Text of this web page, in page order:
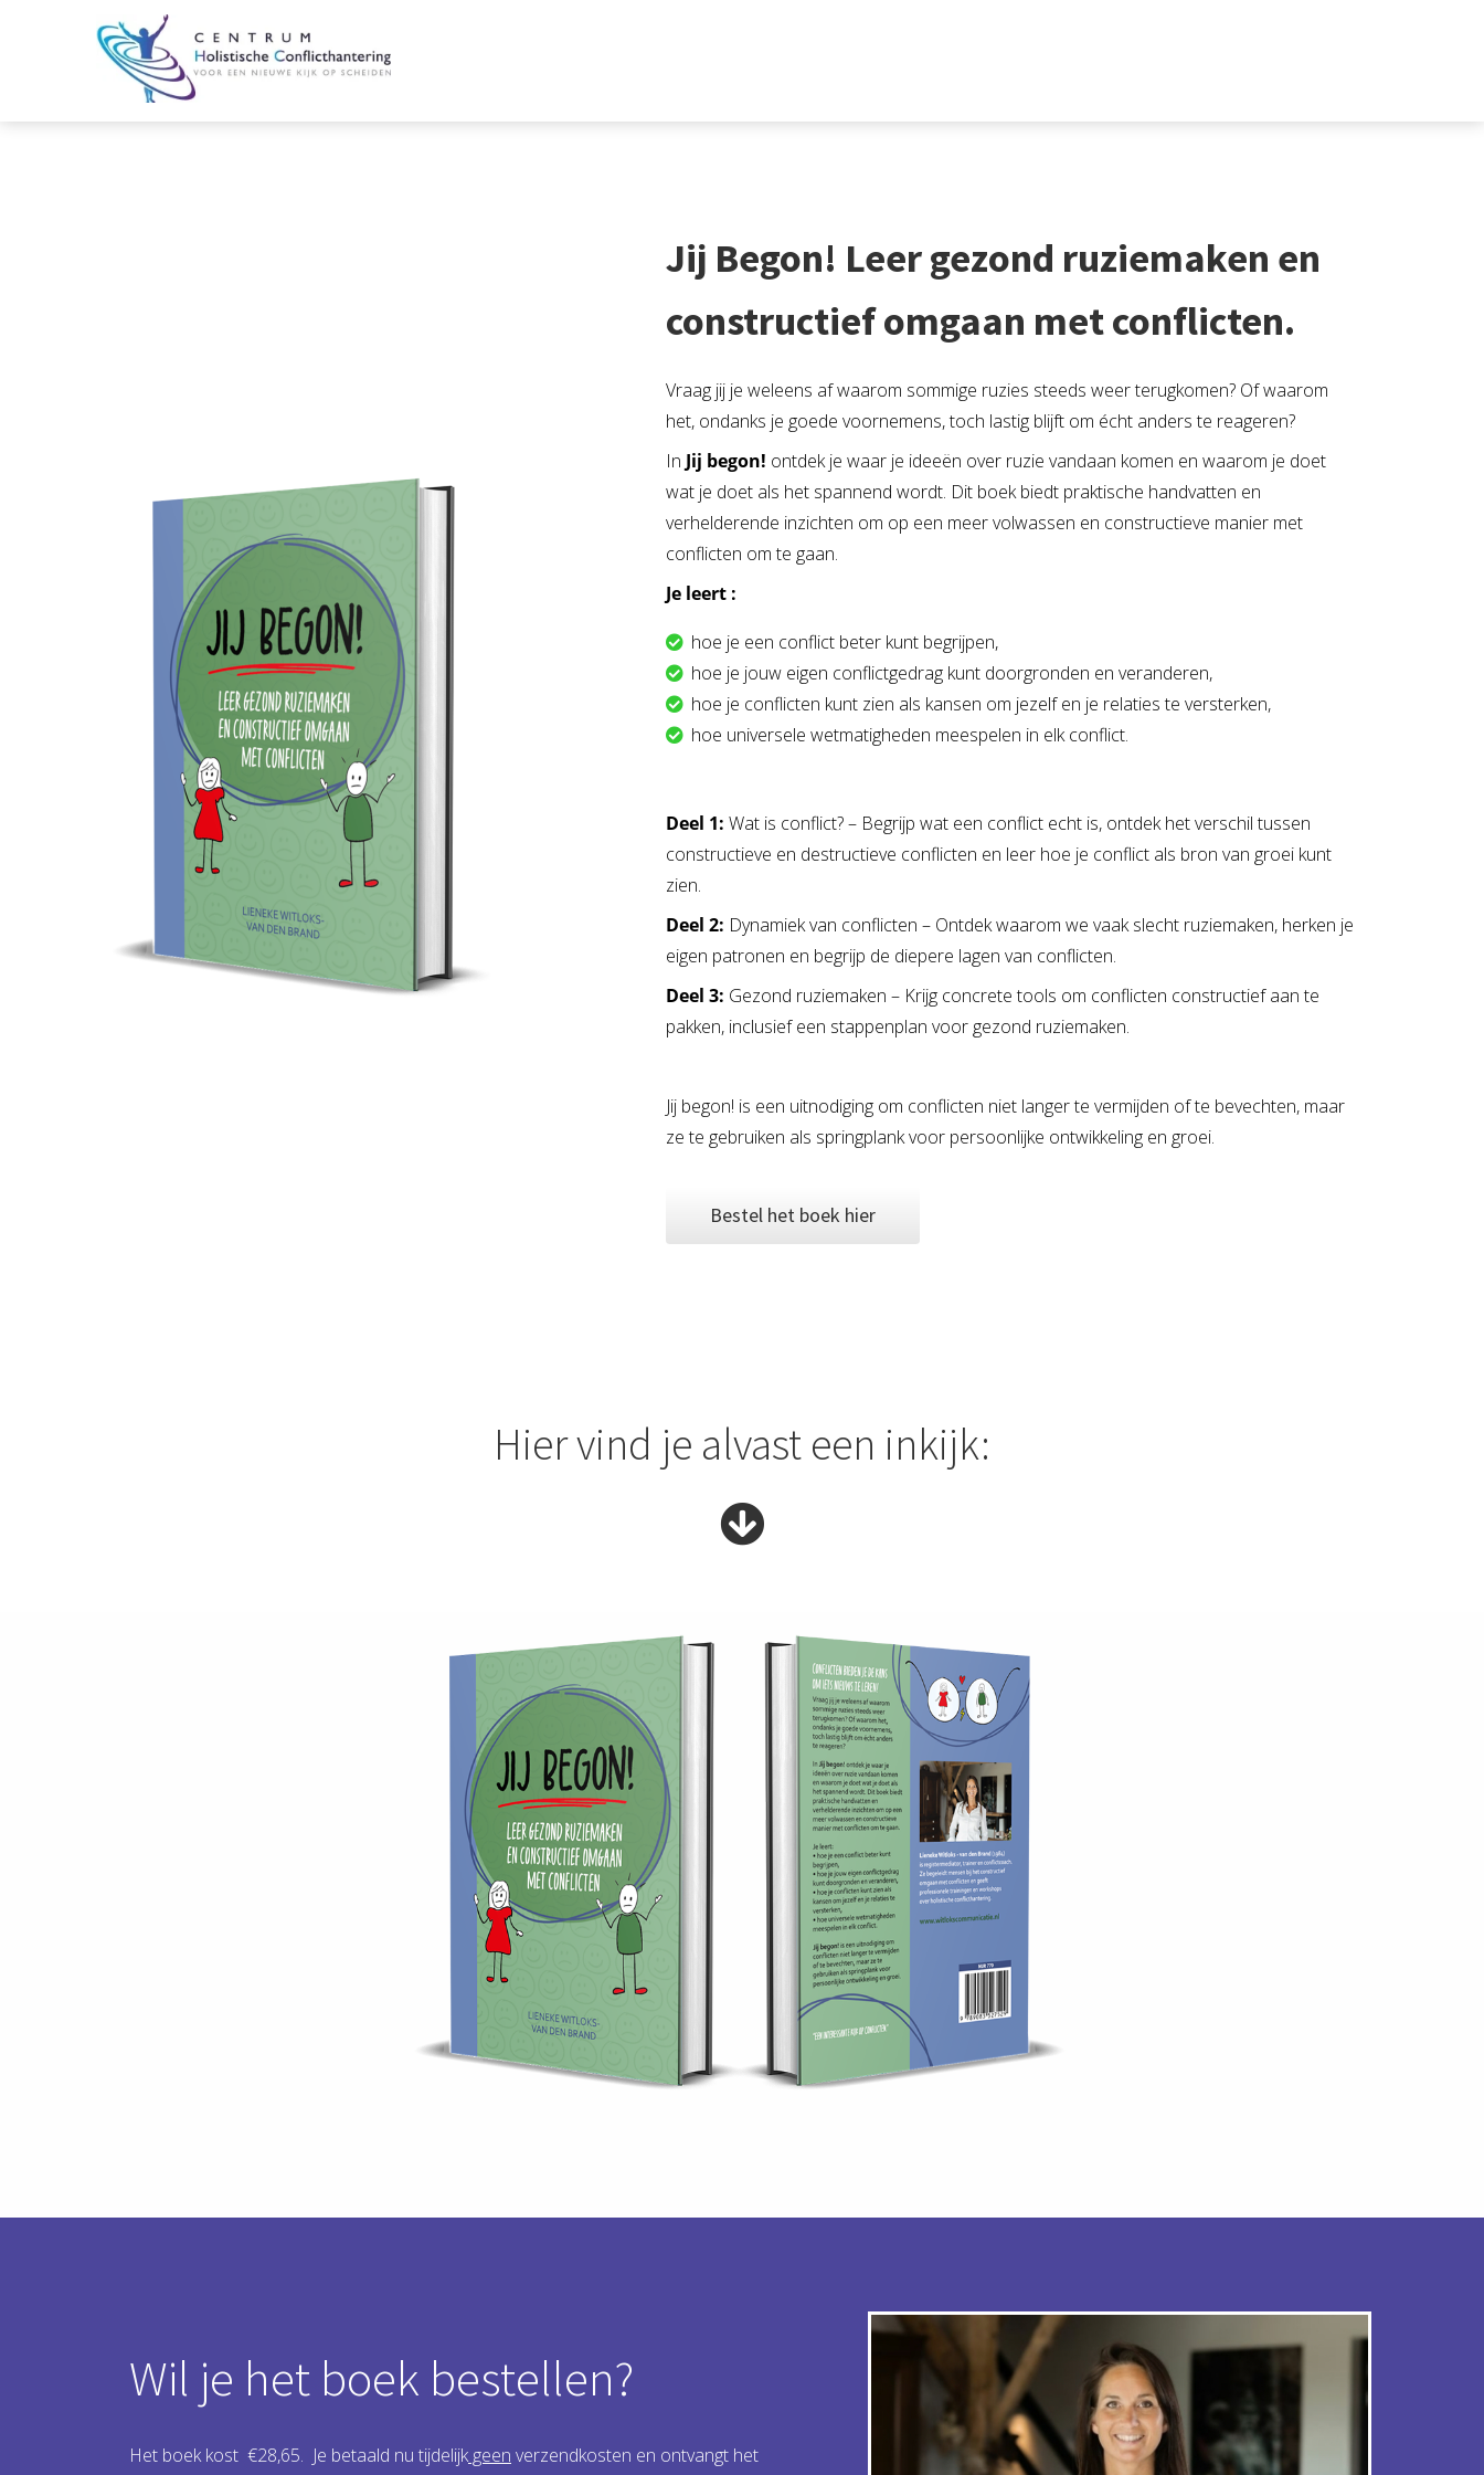
Jij Begon! Leer gezond ruziemaken en
constructief omgaan met conflicten.
Vraag jij je weleens af waarom sommige ruzies steeds weer terugkomen? Of waarom
het, ondanks je goede voornemens, toch lastig blijft om écht anders te reageren?
In Jij begon! ontdek je waar je ideeën over ruzie vandaan komen en waarom je doet
wat je doet als het spannend wordt. Dit boek biedt praktische handvatten en
verhelderende inzichten om op een meer volwassen en constructieve manier met
conflicten om te gaan.
Je leert :
hoe je een conflict beter kunt begrijpen,
hoe je jouw eigen conflictgedrag kunt doorgronden en veranderen,
hoe je conflicten kunt zien als kansen om jezelf en je relaties te versterken,
hoe universele wetmatigheden meespelen in elk conflict.
Deel 1: Wat is conflict? – Begrijp wat een conflict echt is, ontdek het verschil tussen
constructieve en destructieve conflicten en leer hoe je conflict als bron van groei kunt
zien.
Deel 2: Dynamiek van conflicten – Ontdek waarom we vaak slecht ruziemaken, herken je
eigen patronen en begrijp de diepere lagen van conflicten.
Deel 3: Gezond ruziemaken – Krijg concrete tools om conflicten constructief aan te
pakken, inclusief een stappenplan voor gezond ruziemaken.
Jij begon! is een uitnodiging om conflicten niet langer te vermijden of te bevechten, maar
ze te gebruiken als springplank voor persoonlijke ontwikkeling en groei.
Bestel het boek hier
Hier vind je alvast een inkijk:
Wil je het boek bestellen?
Het boek kost €28,65. Je betaald nu tijdelijkgeen verzendkosten en ontvangt het